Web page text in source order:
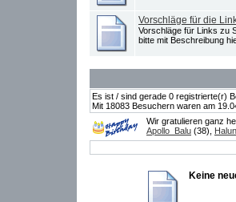
Vorschläge für die
Vorschläge für Links zu
bitte mit Beschreibung
Es ist / sind gerade 0 registrierte(r)
Mit 18083 Besuchern waren am
Wir gratulieren ganz
Apollo_Balu (38),
Keine